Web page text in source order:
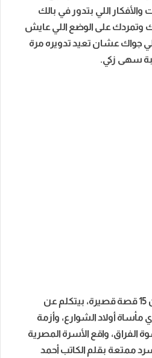
اللي بتدور في بالك
وتمردك على الوضع اللي عايش
جواك عشان تعيد تدويره مرة
سهى زكي.
مجموعة قصصية عبارة عن 15 قصة قصيرة، بيتكلم عن
أولاد الشوارع، وأزمة
الفراق، واقع الأسرة المصرية
ممتعة بقلم الكاتب أحمد